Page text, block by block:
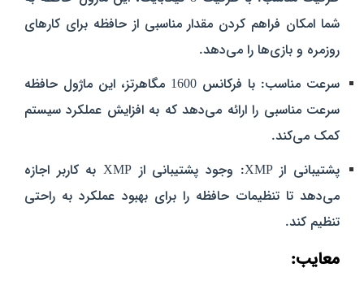
شما امکان فراهم کردن مقدار مناسبی از حافظه برای کارهای
روزمره و بازی‌ها را می‌دهد.
سرعت مناسب: با فرکانس 1600 مگاهرتز، این ماژول حافظه
سرعت مناسبی را ارائه می‌دهد که به افزایش عملکرد سیستم
کمک می‌کند.
پشتیبانی از XMP: وجود پشتیبانی از XMP به کاربر اجازه
می‌دهد تا تنظیمات حافظه را برای بهبود عملکرد به راحتی
تنظیم کند.
معایب: